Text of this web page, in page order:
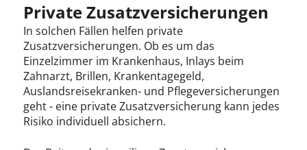
Private Zusatzversicherungen
In solchen Fällen helfen private
Zusatzversicherungen. Ob es um das
Einzelzimmer im Krankenhaus, Inlays beim
Zahnarzt, Brillen, Krankentagegeld,
Auslandsreisekranken- und Pflegeversicherungen
geht - eine private Zusatzversicherung kann jedes
Risiko individuell absichern.